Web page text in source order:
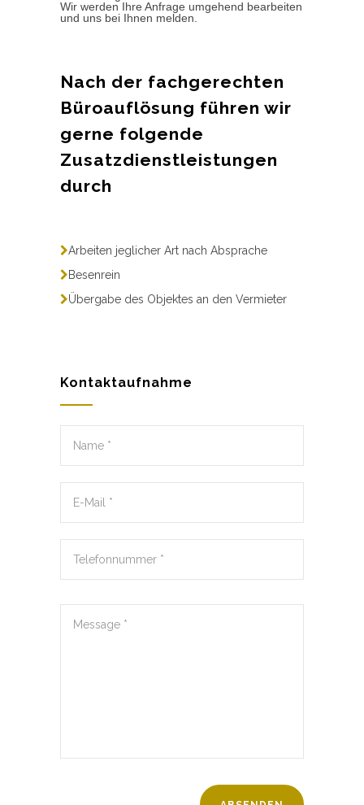
Wir werden Ihre Anfrage umgehend bearbeiten
und uns bei Ihnen melden.
Nach der fachgerechten
Büroauflösung führen wir
gerne folgende
Zusatzdienstleistungen
durch
Arbeiten jeglicher Art nach Absprache
Besenrein
Übergabe des Objektes an den Vermieter
Kontaktaufnahme